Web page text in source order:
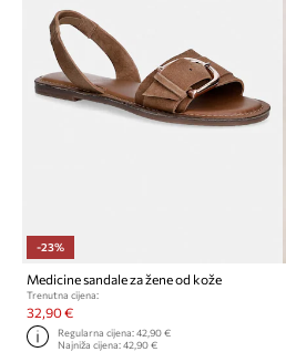
-23%
Medicine sandale za žene od kože
Trenutna cijena:
32,90 €
Regularna cijena:42,90 €
Najniža cijena:42,90 €